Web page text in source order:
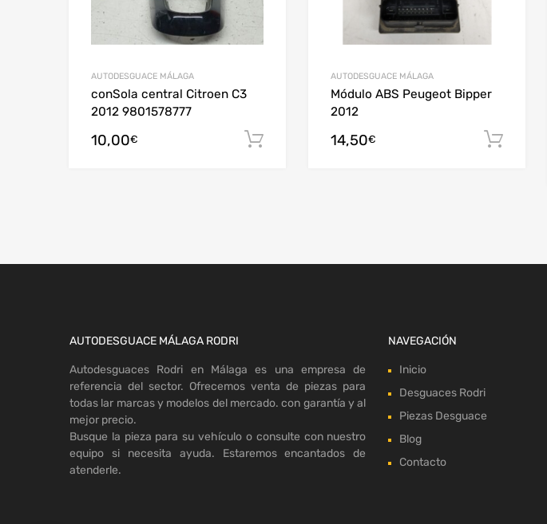
AUTODESGUACE MÁLAGA
conSola central Citroen C3
2012 9801578777
10,00€ Añadir al carrito
AUTODESGUACE MÁLAGA
Módulo ABS Peugeot Bipper
2012
14,50€
AUTODESGUACE MÁLAGA RODRI
Autodesguaces Rodri en Málaga es una empresa de
referencia del sector. Ofrecemos venta de piezas para
todas lar marcas y modelos del mercado. con garantía y al
mejor precio.
Busque la pieza para su vehículo o consulte con nuestro
equipo si necesita ayuda. Estaremos encantados de
atenderle.
NAVEGACIÓN
Inicio
Desguaces Rodri
Piezas Desguace
Blog
Contacto